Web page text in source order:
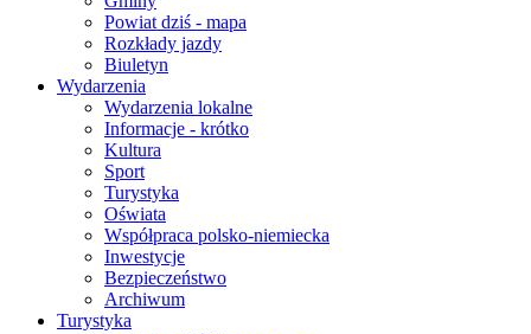
Powiat dziś - mapa
Rozkłady jazdy
Biuletyn
Wydarzenia
Wydarzenia lokalne
Informacje - krótko
Kultura
Sport
Turystyka
Oświata
Współpraca polsko-niemiecka
Inwestycje
Bezpieczeństwo
Archiwum
Turystyka